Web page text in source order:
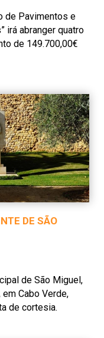
de Pavimentos e
irá abranger quatro
de 149.700,00€
DE SÃO
de São Miguel,
Cabo Verde,
de cortesia.